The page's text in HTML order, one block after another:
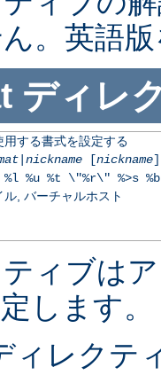
。英語
ディレ
用する書式を設定する
| nickname[nickname]
%l %u %t \"%r\" %>s
, バーチャルホスト
ィブは
します。
ィレクテ